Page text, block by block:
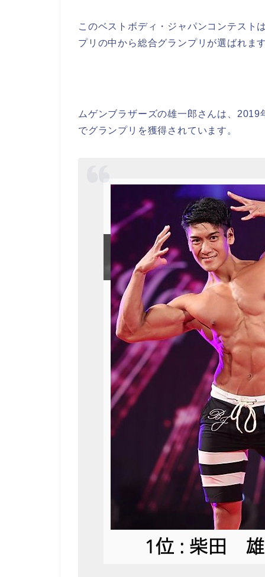
このベストボディ・ジャパンコンテスト
プリの中から総合グランプリが選ばれま
ムゲンブラザーズの雄一郎さんは、
でグランプリを獲得されています。